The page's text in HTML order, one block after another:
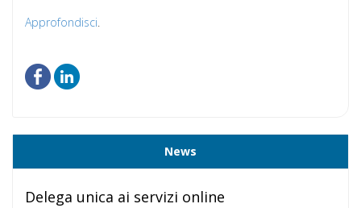
Approfondisci.
News
Delega unica ai servizi online